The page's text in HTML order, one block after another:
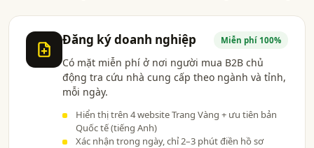
Đăng ký doanh nghiệp Miễn phí 100%
Có mặt miễn phí ở nơi người mua B2B chủ
động tra cứu nhà cung cấp theo ngành và tỉnh,
mỗi ngày.
Hiển thị trên 4 website Trang Vàng + ưu tiên bản
Quốc tế (tiếng Anh)
Xác nhận trong ngày, chỉ 2–3 phút điền hồ sơ